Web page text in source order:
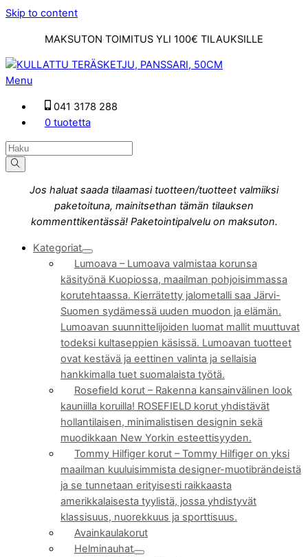
Skip to content
MAKSUTON TOIMITUS YLI 100€ TILAUKSILLE
Menu
041 3178 288
0 tuotetta
Jos haluat saada tilaamasi tuotteen/tuotteet valmiiksi
paketoituna, mainitsethan tämän tilauksen
kommenttikentässä! Paketointipalvelu on maksuton.
Kategoriat
Lumoava – Lumoava valmistaa korunsa
käsityönä Kuopiossa, maailman pohjoisimmassa
korutehtaassa. Kierrätetty jalometalli saa Järvi-
Suomen sydämessä uuden muodon ja elämän.
Lumoavan suunnittelijoiden luomat mallit muuttuvat
todeksi kultaseppien käsissä. Lumoavan tuotteet
ovat kestävä ja eettinen valinta ja sellaisia
hankkimalla tuet suomalaista työtä.
Rosefield korut – Rakenna kansainvälinen look
kauniilla koruilla! ROSEFIELD korut yhdistävät
hollantilaisen, minimalistisen designin sekä
muodikkaan New Yorkin esteettisyyden.
Tommy Hilfiger korut –Tommy Hilfiger on yksi
maailman kuuluisimmista designer-muotibrändeistä
ja se tunnetaan erityisesti raikkaasta
amerikkalaisesta tyylistä, jossa yhdistyvät
klassisuus, nuorekkuus ja sporttisuus.
Avainkaulakorut
Helminauhat